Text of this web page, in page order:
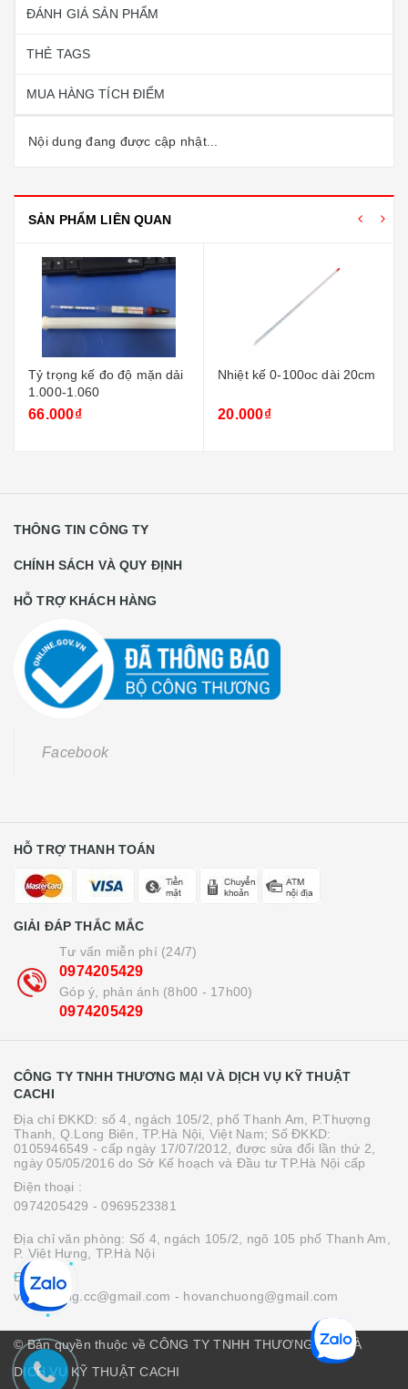
ĐÁNH GIÁ SẢN PHẨM
THẺ TAGS
MUA HÀNG TÍCH ĐIỂM
Nội dung đang được cập nhật...
SẢN PHẨM LIÊN QUAN
Tỷ trọng kế đo độ mặn dải
1.000-1.060
66.000₫
Nhiệt kế 0-100oc dài 20cm
20.000₫
THÔNG TIN CÔNG TY
CHÍNH SÁCH VÀ QUY ĐỊNH
HỖ TRỢ KHÁCH HÀNG
Facebook
HỖ TRỢ THANH TOÁN
GIẢI ĐÁP THẮC MẮC
Tư vấn miễn phí (24/7)
0974205429
Góp ý, phản ánh (8h00 - 17h00)
0974205429
CÔNG TY TNHH THƯƠNG MẠI VÀ DỊCH VỤ KỸ THUẬT
CACHI
Địa chỉ ĐKKD: số 4, ngách 105/2, phố Thanh Am, P.Thượng
Thanh, Q.Long Biên, TP.Hà Nội, Việt Nam; Số ĐKKD:
0105946549 - cấp ngày 17/07/2012, được sửa đổi lần thứ 2,
ngày 05/05/2016 do Sở Kế hoạch và Đầu tư TP.Hà Nội cấp
Điện thoại :
0974205429 - 0969523381
Địa chỉ văn phòng: Số 4, ngách 105/2, ngõ 105 phố Thanh Am,
P. Việt Hưng, TP.Hà Nội
Email :
vanchuong.cc@gmail.com - hovanchuong@gmail.com
© Bản quyền thuộc về CÔNG TY TNHH THƯƠNG MẠI VÀ
DỊCH VỤ KỸ THUẬT CACHI